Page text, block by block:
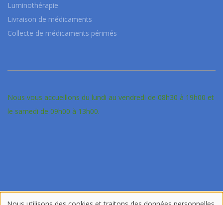
Luminothérapie
Livraison de médicaments
Collecte de médicaments périmés
Nous vous accueillons du lundi au vendredi de 08h30 à 19h00 et
le samedi de 09h00 à 13h00.
©2026 Pharmacie d'Erpent. All rights reserved.